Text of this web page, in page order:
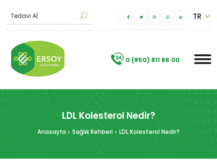
0 (850) 811 86 00
.
| TR
LDL Kolesterol Nedir?
Anasayfa Sağlık Rehberi LDL Kolesterol Nedir?